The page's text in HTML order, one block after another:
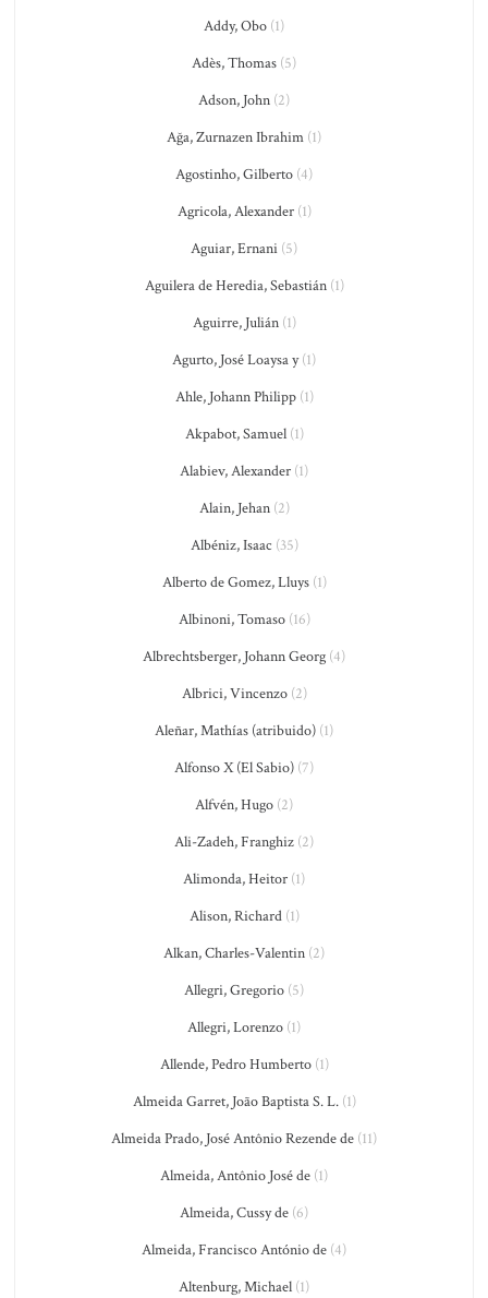
Addy, Obo (1)
Adès, Thomas (5)
Adson, John (2)
Ağa, Zurnazen Ibrahim (1)
Agostinho, Gilberto (4)
Agricola, Alexander(1)
Aguiar, Ernani (5)
Aguilera de Heredia, Sebastián(1)
Aguirre, Julián(1)
Agurto, José Loaysa y(1)
Ahle, Johann Philipp(1)
Akpabot, Samuel(1)
Alabiev, Alexander (1)
Alain, Jehan(2)
Albéniz, Isaac (35)
Alberto de Gomez, Lluys(1)
Albinoni, Tomaso(16)
Albrechtsberger, Johann Georg (4)
Albrici, Vincenzo(2)
Aleñar, Mathías (atribuido) (1)
Alfonso X (El Sabio) (7)
Alfvén, Hugo (2)
Ali-Zadeh, Franghiz (2)
Alimonda, Heitor (1)
Alison, Richard(1)
Alkan, Charles-Valentin (2)
Allegri, Gregorio (5)
Allegri, Lorenzo (1)
Allende, Pedro Humberto(1)
Almeida Garret, João Baptista S. L.(1)
Almeida Prado, José Antônio Rezende de (11)
Almeida, Antônio José de (1)
Almeida, Cussy de (6)
Almeida, Francisco António de (4)
Altenburg, Michael (1)